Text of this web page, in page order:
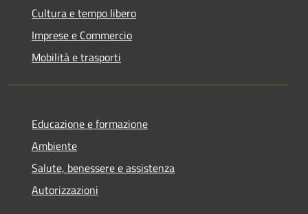
Cultura e tempo libero
Imprese e Commercio
Mobilità e trasporti
Educazione e formazione
Ambiente
Salute, benessere e assistenza
Autorizzazioni